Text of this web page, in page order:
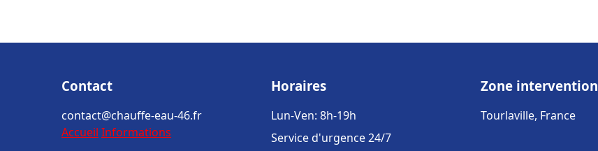
Contact
contact@chauffe-eau-46.fr
Accueil Informations
Horaires
Lun-Ven: 8h-19h
Service d'urgence 24/7
Zone intervention
Tourlaville, France